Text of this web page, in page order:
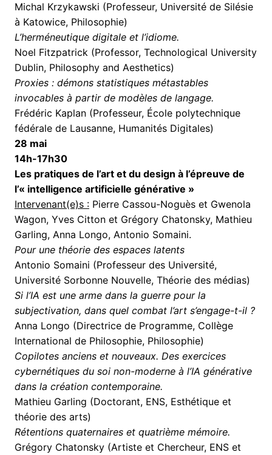
Michal Krzykawski (Professeur, Université de Silésie
à Katowice, Philosophie)
L’herméneutique digitale et l’idiome.
Noel Fitzpatrick (Professor, Technological University
Dublin, Philosophy and Aesthetics)
Proxies : démons statistiques métastables
invocables à partir de modèles de langage.
Frédéric Kaplan (Professeur, École polytechnique
fédérale de Lausanne, Humanités Digitales)
28 mai
14h-17h30
Les pratiques de l’art et du design à l’épreuve de
l’« intelligence artificielle générative »
Intervenant(e)s :Pierre Cassou-Noguès et Gwenola
Wagon, Yves Citton et Grégory Chatonsky, Mathieu
Garling, Anna Longo, Antonio Somaini.
Pour une théorie des espaces latents
Antonio Somaini (Professeur des Université,
Université Sorbonne Nouvelle, Théorie des médias)
Si l’IA est une arme dans la guerre pour la
subjectivation, dans quel combat l’art s’engage-t-il ?
Anna Longo (Directrice de Programme, Collège
International de Philosophie, Philosophie)
Copilotes anciens et nouveaux. Des exercices
cybernétiques du soi non-moderne à l’IA générative
dans la création contemporaine.
Mathieu Garling (Doctorant, ENS, Esthétique et
théorie des arts)
Rétentions quaternaires et quatrième mémoire.
Grégory Chatonsky (Artiste et Chercheur, ENS et